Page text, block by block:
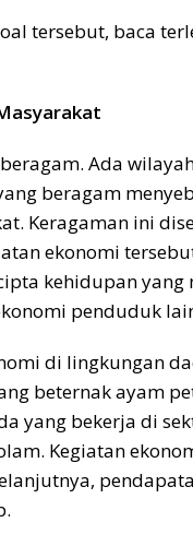
tersebut, baca
Ada
beragam
Keragaman ini
ekonomi
kehidupan
penduduk
di lingkungan
beternak ayam
yang bekerja di
Kegiatan